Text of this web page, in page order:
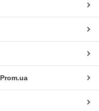
Prom.ua